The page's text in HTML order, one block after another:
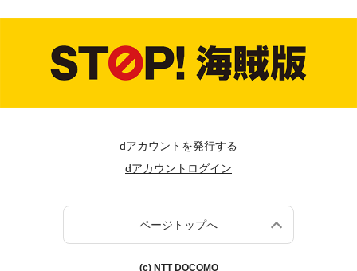
dアカウントを発行する
dアカウントログイン
ページトップへ
(c) NTT DOCOMO